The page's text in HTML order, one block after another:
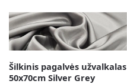
Šilkinis pagalvės užvalkalas
50x70cm Silver Grey